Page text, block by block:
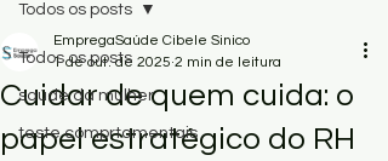
Todos os posts
saúde da mulher
teste comprtamentais
Todos os posts
Cuidar de quem cuida: o
papel estratégico do RH
EmpregaSaúde Cibele Sinico
1 de out. de 2025 2 min de leitura